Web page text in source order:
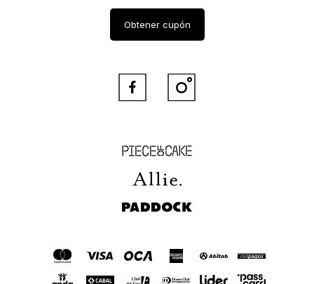
Piece of Cake
Allie
Paddock
Obtener cupón
 